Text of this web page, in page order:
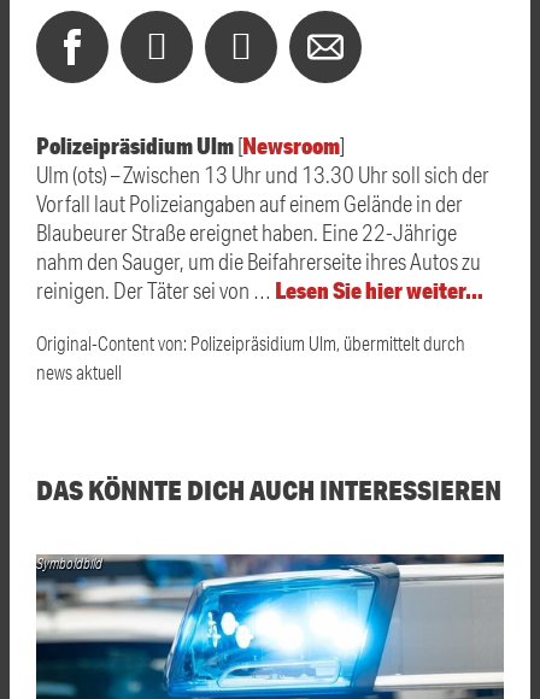
Polizeipräsidium Ulm[Newsroom]
Ulm (ots) – Zwischen 13 Uhr und 13.30 Uhr soll sich der
Vorfall laut Polizeiangaben auf einem Gelände in der
Blaubeurer Straße ereignet haben. Eine 22-Jährige
nahm den Sauger, um die Beifahrerseite ihres Autos zu
reinigen. Der Täter sei von … Lesen Sie hier weiter…
Original-Content von: Polizeipräsidium Ulm, übermittelt durch
news aktuell
DAS KÖNNTE DICH AUCH INTERESSIEREN
Symboldbild